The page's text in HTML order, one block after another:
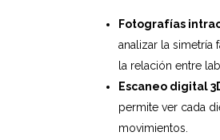
Fotografías
analizar la simetría
la relación entre
Escaneo digital
permite ver cada
movimientos.